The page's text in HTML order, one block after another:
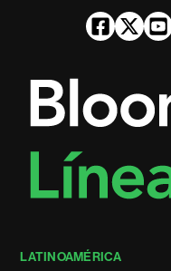
LATINOAMÉRICA